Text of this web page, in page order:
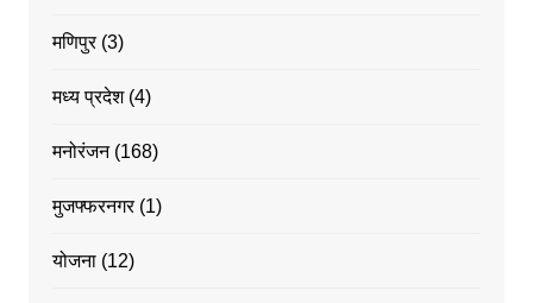
मणिपुर(3)
मध्य प्रदेश(4)
मनोरंजन(168)
मुजफ्फरनगर(1)
योजना(12)